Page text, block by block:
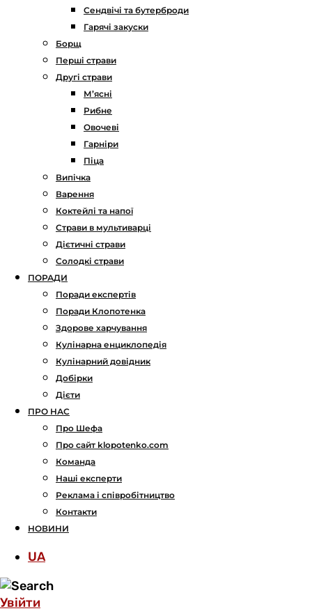
Сендвічі та бутерброди
Гарячі закуски
Борщ
Перші страви
Другі страви
М’ясні
Рибне
Овочеві
Гарніри
Піца
Випічка
Варення
Коктейлі та напої
Страви в мультиварці
Дієтичні страви
Солодкі страви
ПОРАДИ
Поради експертів
Поради Клопотенка
Здорове харчування
Кулінарна енциклопедія
Кулінарний довідник
Добірки
Дієти
ПРО НАС
Про Шефа
Про сайт klopotenko.com
Команда
Наші експерти
Реклама і співробітництво
Контакти
НОВИНИ
UA
Увійти